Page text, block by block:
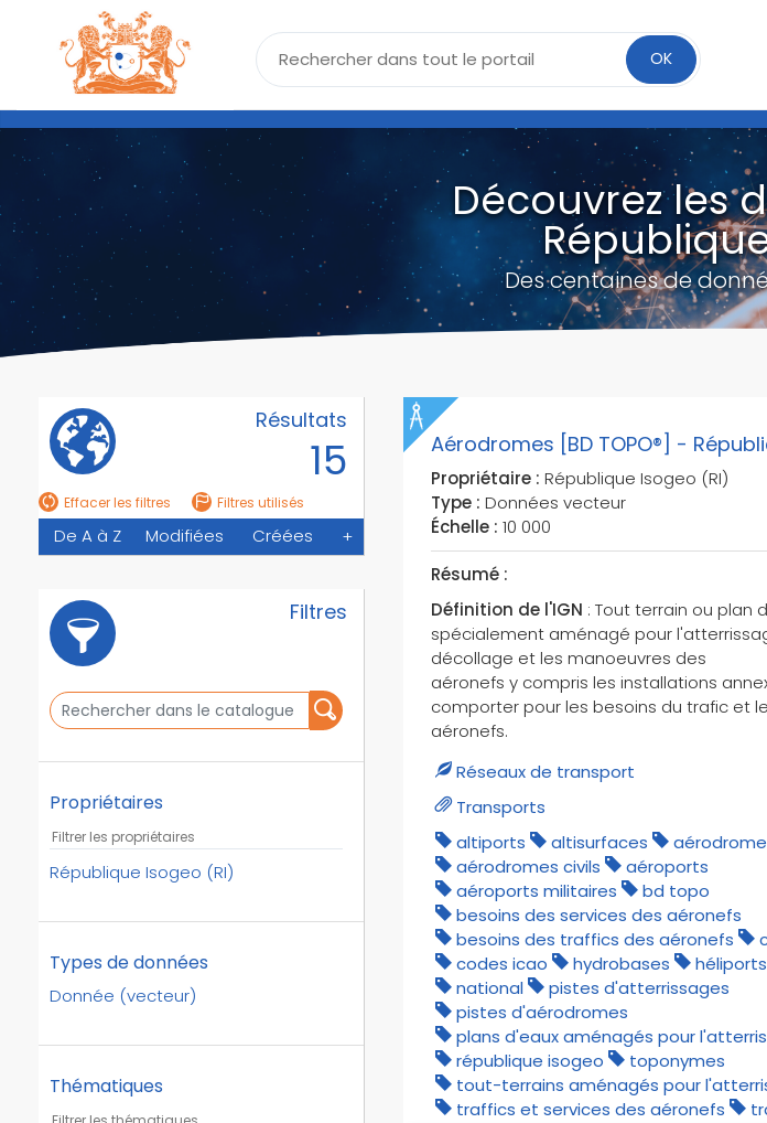
OK
Découvrez les
Des centaines de
Résultats
15
Effacer les filtres Filtres utilisés
De A à Z Modifiées Créées +
Filtres
Propriétaires
République Isogeo (RI)
Types de données
Donnée (vecteur)
Thématiques
Aérodromes [BD TOPO®] -
Propriétaire : République Isogeo (RI)
Type : Données vecteur
Échelle : 10 000
Résumé :
Définition de l'IGN : Tout terrain ou plan
spécialement aménagé pour
décollage et les manoeuvres des
aéronefs y compris les installations
comporter pour les besoins du trafic et
aéronefs.
Réseaux de transport
Transports
altiports
altisurfaces
aérodromes civils
aéroports
aéroports militaires
bd topo
besoins des services des aéronefs
besoins des traffics des aéronefs
codes icao
hydrobases héliports
national
pistes d'atterrissages
pistes d'aérodromes
plans d'eaux aménagés pour
république isogeo
toponymes
tout-terrains aménagés pour
traffics et services des aéronefs